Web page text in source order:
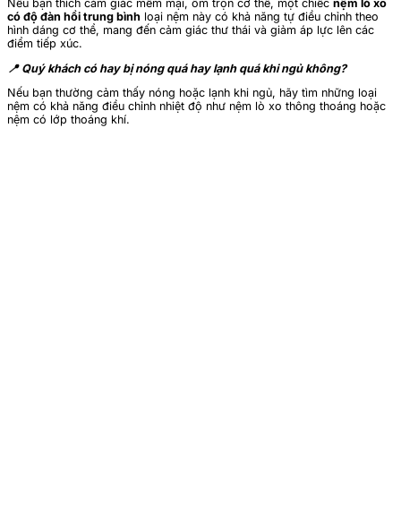
Nếu bạn thích cảm giác mềm mại, ôm trọn cơ thể, một chiếc nệm lò xo
có độ đàn hồi trung bình loại nệm này có khả năng tự điều chỉnh theo
hình dáng cơ thể, mang đến cảm giác thư thái và giảm áp lực lên các
điểm tiếp xúc.
📍 Quý khách có hay bị nóng quá hay lạnh quá khi ngủ không?
Nếu bạn thường cảm thấy nóng hoặc lạnh khi ngủ, hãy tìm những loại
nệm có khả năng điều chỉnh nhiệt độ như nệm lò xo thông thoáng hoặc
nệm có lớp thoáng khí.